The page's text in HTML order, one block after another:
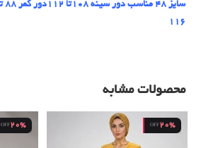
116
محصولات مشابه
20%
OFF
20%
OFF